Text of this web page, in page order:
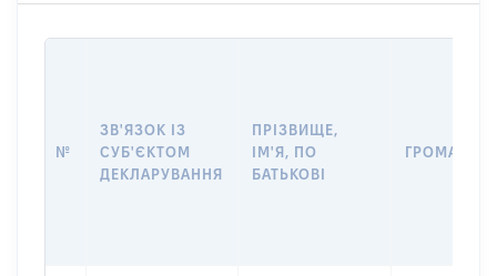
№
ЗВ'ЯЗОК ІЗ
СУБ'ЄКТОМ
ДЕКЛАРУВАННЯ
ПРІЗВИЩЕ,
ІМ'Я, ПО
БАТЬКОВІ